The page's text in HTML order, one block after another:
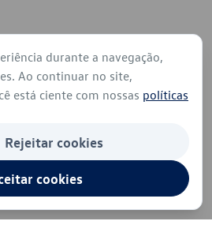
durante a navegação,
Ao continuar no site,
está ciente com nossas políticas
Rejeitar cookies
cookies